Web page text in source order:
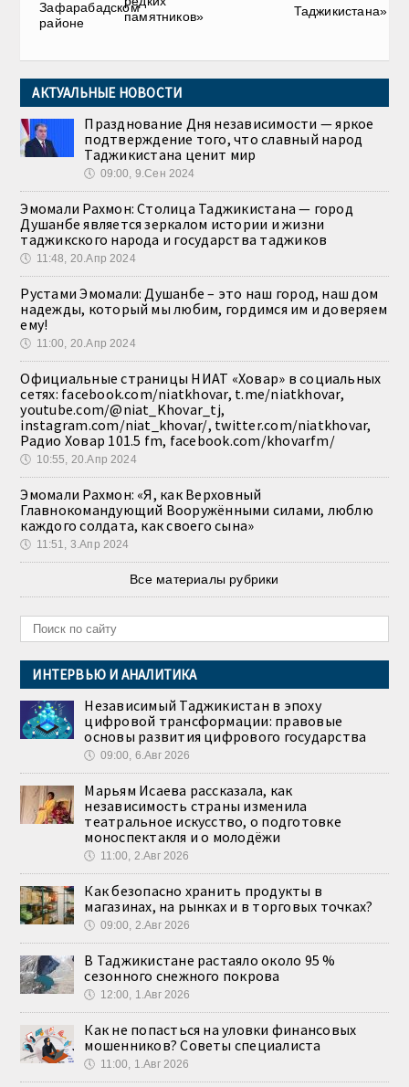
Зафарабадском
районе
памятников»
Таджикистана»
АКТУАЛЬНЫЕ НОВОСТИ
Празднование Дня независимости — яркое
подтверждение того, что славный народ
Таджикистана ценит мир
🕔 09:00, 9.Сен 2024
Эмомали Рахмон: Столица Таджикистана — город
Душанбе является зеркалом истории и жизни
таджикского народа и государства таджиков
🕔 11:48, 20.Апр 2024
Рустами Эмомали: Душанбе – это наш город, наш дом
надежды, который мы любим, гордимся им и доверяем
ему!
🕔 11:00, 20.Апр 2024
Официальные страницы НИАТ «Ховар» в социальных
сетях: facebook.com/niatkhovar, t.me/niatkhovar,
youtube.com/@niat_Khovar_tj,
instagram.com/niat_khovar/, twitter.com/niatkhovar,
Радио Ховар 101.5 fm, facebook.com/khovarfm/
🕔 10:55, 20.Апр 2024
Эмомали Рахмон: «Я, как Верховный
Главнокомандующий Вооружёнными силами, люблю
каждого солдата, как своего сына»
🕔 11:51, 3.Апр 2024
Все материалы рубрики
ИНТЕРВЬЮ И АНАЛИТИКА
Независимый Таджикистан в эпоху
цифровой трансформации: правовые
основы развития цифрового государства
🕔 09:00, 6.Авг 2026
Марьям Исаева рассказала, как
независимость страны изменила
театральное искусство, о подготовке
моноспектакля и о молодёжи
🕔 11:00, 2.Авг 2026
Как безопасно хранить продукты в
магазинах, на рынках и в торговых точках?
🕔 09:00, 2.Авг 2026
В Таджикистане растаяло около 95 %
сезонного снежного покрова
🕔 12:00, 1.Авг 2026
Как не попасться на уловки финансовых
мошенников? Советы специалиста
🕔 11:00, 1.Авг 2026